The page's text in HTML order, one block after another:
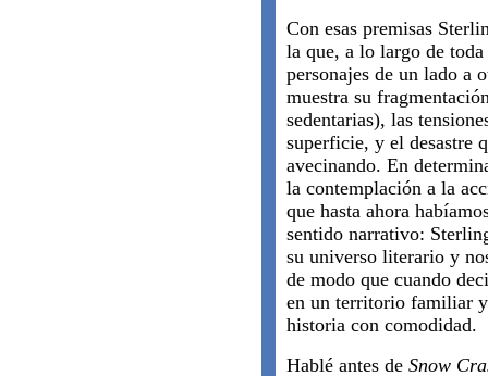
Con esas premisas
la que, a lo largo de
personajes de un lado a
muestra su
sedentarias), las
superficie, y el desastre
avecinando. En
la contemplación a la
que hasta ahora
sentido narrativo:
su universo literario y
de modo que cuando
en un territorio familiar
historia con comodidad.
Hablé antes de Snow